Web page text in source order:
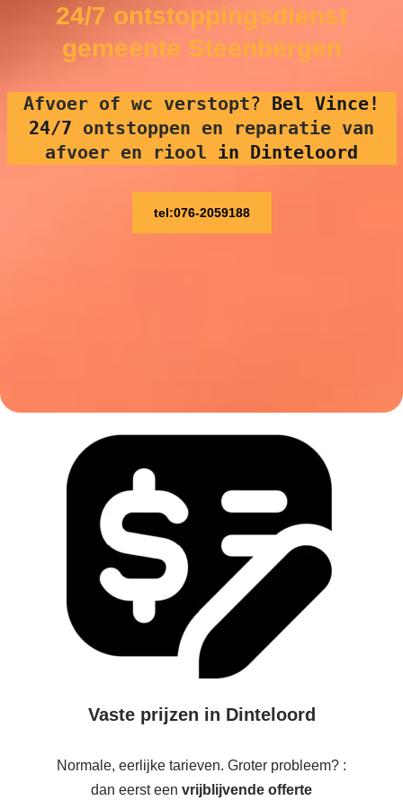
24/7 ontstoppingsdienst
gemeente Steenbergen
Afvoer of wc verstopt? Bel Vince!
24/7 ontstoppen en reparatie van
afvoer en riool in Dinteloord
tel:076-2059188
Vaste prijzen in Dinteloord
Normale, eerlijke tarieven. Groter probleem? :
dan eerst een vrijblijvende offerte